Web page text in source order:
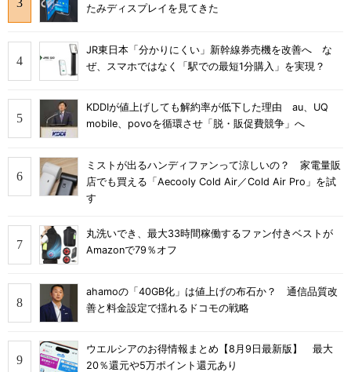
たみディスプレイを見てきた
JR東日本「分かりにくい」新幹線券売機を改善へ な
ぜ、スマホではなく「駅での最短1分購入」を実現？
KDDIが値上げしても解約率が低下した理由 au、UQ
mobile、povoを循環させ「脱・販促費競争」へ
ミストが出るハンディファンって涼しいの？ 家電量販
店でも買える「Aecooly Cold Air／Cold Air Pro」を試
す
丸洗いでき、最大33時間稼働するファン付きベストが
Amazonで79％オフ
ahamoの「40GB化」は値上げの布石か？ 通信品質改
善と料金設定で揺れるドコモの戦略
ウエルシアのお得情報まとめ【8月9日最新版】 最大
20％還元や5万ポイント還元あり